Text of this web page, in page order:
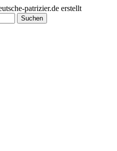
patrizier.de erstellt